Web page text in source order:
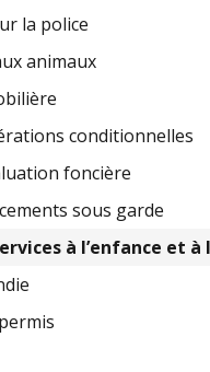
la police
animaux
conditionnelles
foncière
sous garde
à l’enfance et